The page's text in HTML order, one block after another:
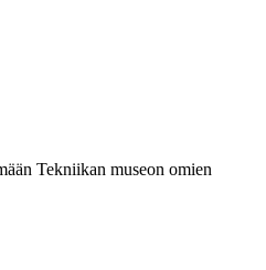
Tekniikan museon omien